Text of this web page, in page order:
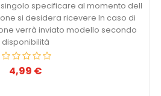
specificare al momento dell
si desidera ricevere In caso di
verrà inviato modello secondo
disponibilità
Prezzo
4,99 €